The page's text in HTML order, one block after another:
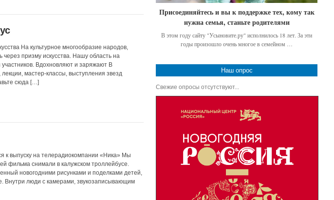
На культурное многообразие народов,
призму искусства. Нашу область на
Вдохновляют и заряжают В
мастер-классы, выступления звезд
сюда […]
к выпуску на телерадиокомпании «Ника» Мы
фильма снимали в калужском троллейбусе.
новогодними рисунками и поделками детей,
Внутри люди с камерами, звукозаписывающим
Присоединяйтесь и вы к поддержке тех, кому так
нужна семья, станьте родителями
В этом году сайту "Усыновите.ру" исполнилось 18 лет. За эти
годы произошло очень многое в семейном …
Наш опрос
Свежие опросы отсутствуют...